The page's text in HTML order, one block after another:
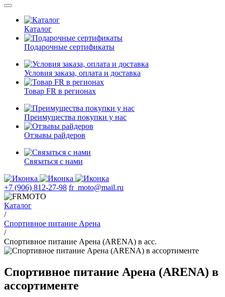
Каталог
Подарочные сертификаты
Условия заказа, оплата и доставка
Товар FR в регионах
Преимущества покупки у нас
Отзывы райдеров
Связаться с нами
+7 (906) 812-27-98 fr_moto@mail.ru
Каталог
/
Спортивное питание Арена
/
Спортивное питание Арена (ARENA) в асс.
Спортивное питание Арена (ARENA) в
ассортименте